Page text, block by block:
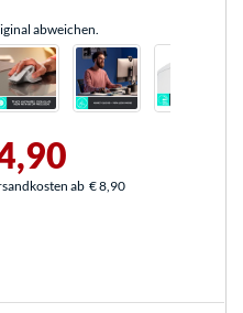
abweichen.
ab € 8,90